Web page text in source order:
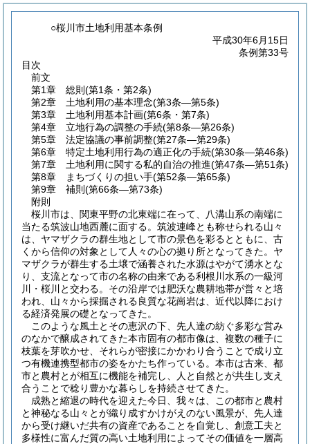
○桜川市土地利用基本条例
平成30年6月15日
条例第33号
目次
前文
第1章
総則 (第1条・第2条)
第2章
土地利用の基本理念(第3条―第5条)
第3章
土地利用基本計画(第6条・第7条)
第4章
立地行為の調整の手続(第8条―第26条)
第5章
法定協議の事前調整(第27条―第29条)
第6章
特定土地利用行為の適正化の手続(第30条―第46条)
第7章
土地利用に関する私的自治の推進(第47条―第51条)
第8章
まちづくりの担い手(第52条―第65条)
第9章
補則 (第66条―第73条)
附則
桜川市は、関東平野の北東端に在って、八溝山系の南端に
当たる筑波山地西麓に面する。筑波連峰とも称せられる山々
は、ヤマザクラの群生地として市の景色を彩るとともに、古
くから信仰の対象として人々の心の拠り所となってきた。ヤ
マザクラが群生する土壌で涵養された水源はやがて湧水とな
り、支流となって市の名称の由来である利根川水系の一級河
川・桜川と交わる。その沿岸では肥沃な農耕地帯が営々と培
われ、山々から採掘される良質な花崗岩は、近代以降におけ
る経済発展の礎となってきた。
このような風土とその恵沢の下、先人達の紡ぐ多彩な営み
のなかで醸成されてきた本市固有の都市像は、複数の種子に
枝葉を芽吹かせ、それらが密接にかかわり合うことで成り立
つ有機連携型都市の姿をかたち作っている。本市は古来、都
市と農村とが相互に機能を補完し、人と自然とが共生し支え
合うことで稔り豊かな暮らしを持続させてきた。
成熟と縮退の時代を迎えた今日、我々は、この都市と農村
と神秘なる山々とが織り成すかけがえのない風景が、先人達
から受け継いだ共有の資産であることを自覚し、創意工夫と
多様性に富んだ質の高い土地利用によってその価値を一層高